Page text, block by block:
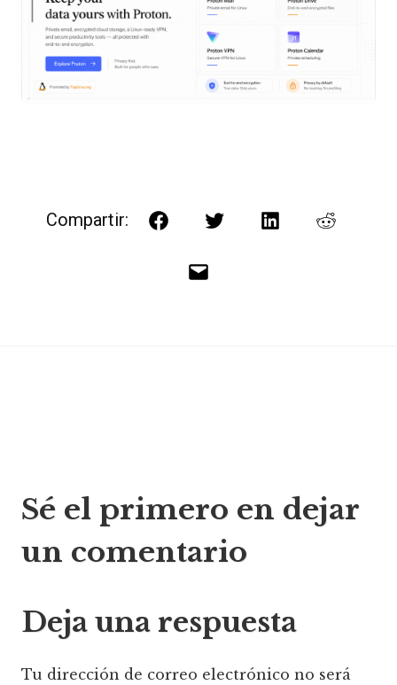
Compartir: FacebookTwitterLinkedInReddit
Correo
de
Sé el primero en dejar
un comentario
Deja una respuesta
Tu dirección de correo electrónico no será